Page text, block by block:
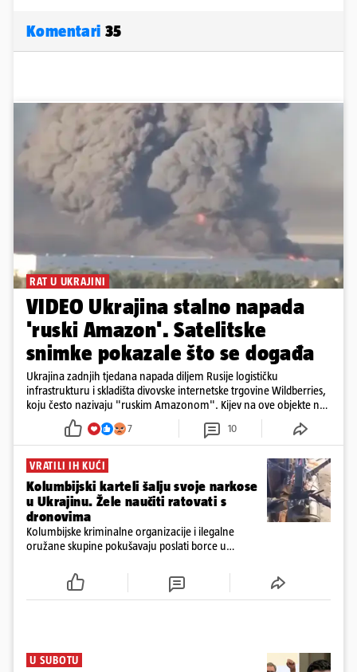
Komentari 35
RAT U UKRAJINI
VIDEO Ukrajina stalno napada
'ruski Amazon'. Satelitske
snimke pokazale što se događa
Ukrajina zadnjih tjedana napada diljem Rusije logističku
infrastrukturu i skladišta divovske internetske trgovine Wildberries,
koju često nazivaju "ruskim Amazonom". Kijev na ove objekte ne
gleda samo kao na obična trgovačka skladišta, već tvrdi da ih ruske
snage koriste i za vojne potrebe, odnosno za skladištenje i
distribuciju dijelova za dronove i druge opreme koja se koristi u
ratu. S druge strane, napadi služe i kao izravan odgovor na ruska
bombardiranja ukrajinske poštanske i logističke infrastrukture te
kao način da se ekonomske posljedice rata prenesu dublje na ruski
teritorij i približe običnim građanima.
7 10
VRATILI IH KUĆI
Kolumbijski karteli šalju svoje narkose
u Ukrajinu. Žele naučiti ratovati s
dronovima
Kolumbijske kriminalne organizacije i ilegalne
oružane skupine pokušavaju poslati borce u
bespilotnim letjelicama te ih kasnije koristili protiv
kolumbijske vojske
U SUBOTU